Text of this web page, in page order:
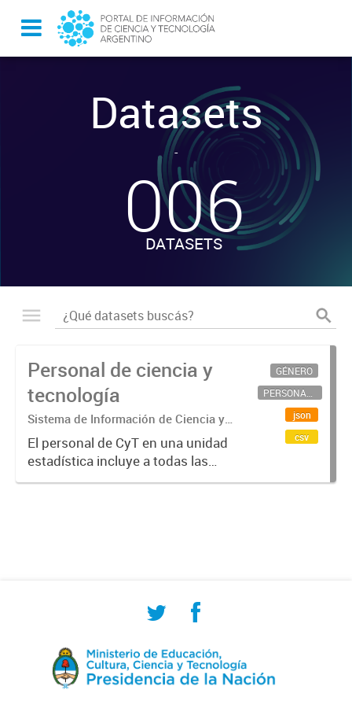
Datasets
-
006
DATASETS
Personal de ciencia y
tecnología
Sistema de Información de Ciencia y
Tecnología Argentino (SICYTAR)
El personal de CyT en una unidad
estadística incluye a todas las
personas involucradas
GÉNERO
PERSONAL CIENTÍFICO-TECNOLÓGICO
json
csv